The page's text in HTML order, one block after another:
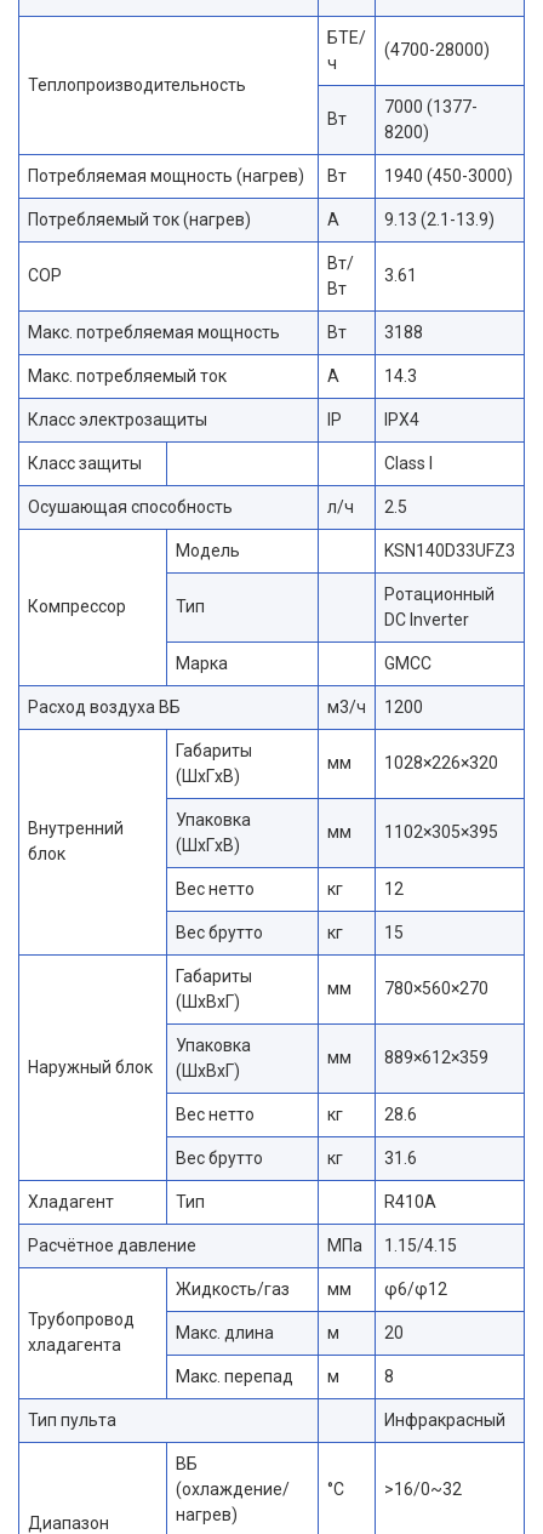
Теплопроизводительность
БТЕ/
ч
(4700-28000)
Вт
7000 (1377-
8200)
Потребляемая мощность (нагрев) Вт 1940 (450-3000)
Потребляемый ток (нагрев) А 9.13 (2.1-13.9)
COP
Вт/
Вт
3.61
Макс. потребляемая мощность Вт 3188
Макс. потребляемый ток А 14.3
Класс электрозащиты IP IPX4
Класс защиты Class I
Осушающая способность л/ч 2.5
Компрессор
Модель KSN140D33UFZ3
Тип
Ротационный
DC Inverter
Марка GMCC
Расход воздуха ВБ м3/ч 1200
Внутренний
блок
Габариты
(ШxГxВ)
мм 1028×226×320
Упаковка
(ШxГxВ)
мм 1102×305×395
Вес нетто кг 12
Вес брутто кг 15
Наружный блок
Габариты
(ШxВxГ)
мм 780×560×270
Упаковка
(ШxВxГ)
мм 889×612×359
Вес нетто кг 28.6
Вес брутто кг 31.6
Хладагент Тип R410A
Расчётное давление МПа 1.15/4.15
Трубопровод
хладагента
Жидкость/газ мм φ6/φ12
Макс. длина м 20
Макс. перепад м 8
Тип пульта Инфракрасный
Диапазон
ВБ
(охлаждение/
нагрев)
°C >16/0~32